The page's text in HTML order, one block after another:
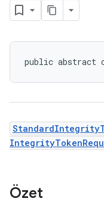
public abstract
Özet